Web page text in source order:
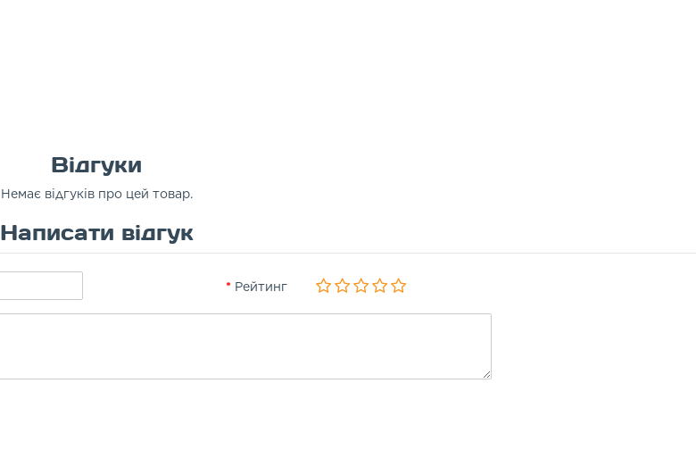
Відгуки
Немає відгуків про цей товар.
Написати відгук
Рейтинг